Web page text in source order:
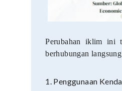
Perubahan iklim ini
berhubungan
1. Penggunaan